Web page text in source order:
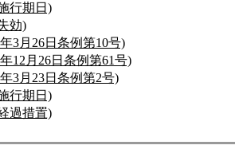
行期日)
効)
3月26日条例第10号)
12月26日条例第61号)
3月23日条例第2号)
行期日)
過措置)